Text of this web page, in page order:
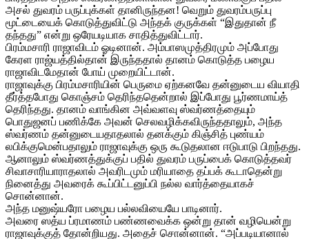
அசல் துவரம் பருப்புக்கள் தானிருந்தன! வெறும் துவரம்பருப்பு
மூட்டையைக் கொடுத்துவிட்டு அந்தக் குருக்கள் “இதுதான் நீ
தந்தது” என்று ஒரேயடியாக சாதித்துவிட்டார்.
பிரம்மசாரி ராஜாவிடம் ஓடினான். அம்பாஸமுத்திரமும் அப்போது
கேரள ராஜ்யத்தில்தான் இருந்ததால் தானம் கொடுத்த பழைய
ராஜாவிடமேதான் போய் முறையிட்டான்.
ராஜாவுக்கு பிரம்மசாரியின் பெருமை ஏற்கனவே தன்னுடைய வியாதி
தீர்த்தபோது கொஞ்சம் தெரிந்ததென்றால் இப்போது பூர்ணமாய்த்
தெரிந்தது. தானம் வாங்கின அவ்வளவு ஸ்வர்ணத்தையும்
பொதுஜனப் பணிக்கே அவன் செலவழிக்கவிருந்ததாலும், அந்த
ஸ்வர்ணம் தன்னுடையதாதலால் தனக்கும் கிஞ்சித் புண்யம்
லபிக்குமென்பதாலும் ராஜாவுக்கு ஒரு கூடுதலான ஈடுபாடு பிறந்தது.
ஆனாலும் ஸ்வர்ணத்துக்குப் பதில் துவரம் பருப்பைக் கொடுத்தவர்
சிவாசாரியாராதலால் அவரிடமும் மரியாதை தப்பக் கூடாதென்று
நினைத்து அவரைக் கூப்பிட்டனுப்பி நல்ல வார்த்தையாகச்
சொன்னான்.
அந்த மனுஷ்யரோ பழைய பல்லவியையே பாடினார்.
அவரை ஸத்ய ப்ரமாணம் பண்ணவைக்க ஒன்று தான் வழியென்று
ராஜாவுக்குத் தோன்றியது. அதைச் சொன்னான். “அப்படியானால்